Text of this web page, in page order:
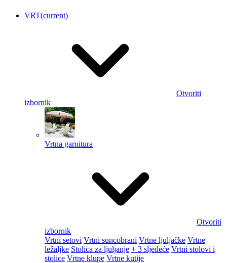
VRT(current)
Otvoriti
izbornik
Vrtna garnitura
Otvoriti
izbornik
Vrtni setovi Vrtni suncobrani Vrtne ljuljačke Vrtne
ležaljke Stolica za ljuljanje + 3 sljedeće Vrtni stolovi i
stolice Vrtne klupe Vrtne kutije